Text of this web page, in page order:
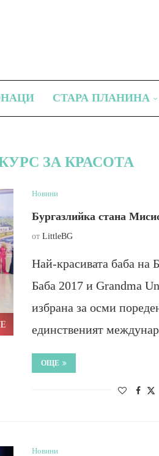
СТАРА ПЛАНИНА
ЗА КРАСОТА
Новини
Бургазлийка стана
от LittleBG
Най-красивата баба на
Баба 2017 и Grandma
избрана за осми
единственият
ОЩЕ
Новини